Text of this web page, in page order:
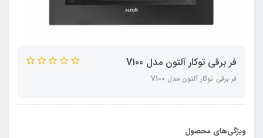
فر برقی توکار آلتون مدل V100
فر برقی توکار آلتون مدل V100
ویژگی‌های محصول